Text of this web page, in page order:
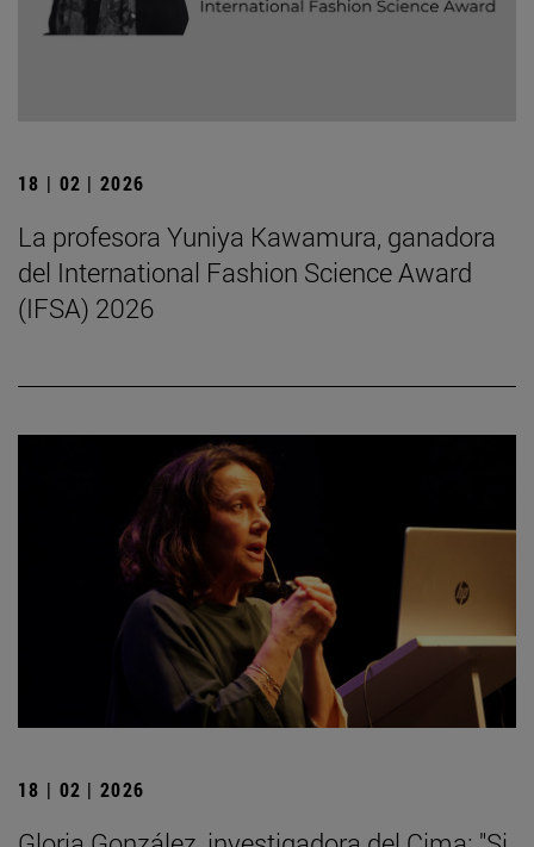
18 | 02 | 2026
La profesora Yuniya Kawamura, ganadora
del International Fashion Science Award
(IFSA) 2026
18 | 02 | 2026